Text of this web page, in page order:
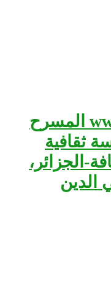
www.tna.dz المسرح
ثقافية
الجزائر،
الدين